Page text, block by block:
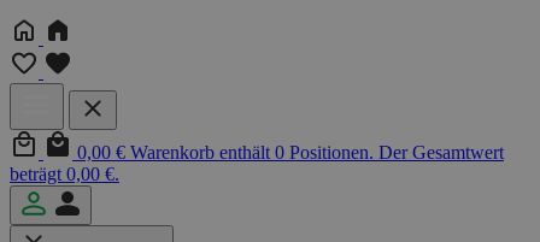
0,00 € Warenkorb enthält 0 Positionen. Der Gesamtwert
beträgt 0,00 €.